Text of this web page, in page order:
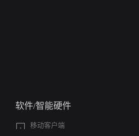
软件/智能硬件
移动客户端